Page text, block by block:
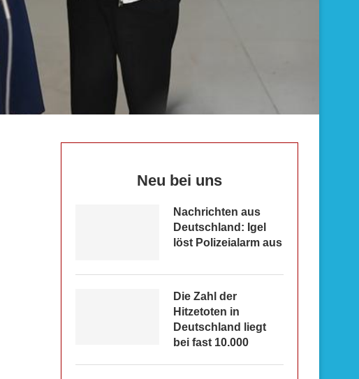
Neu bei uns
Nachrichten aus
Deutschland: Igel
löst Polizeialarm aus
Die Zahl der
Hitzetoten in
Deutschland liegt
bei fast 10.000